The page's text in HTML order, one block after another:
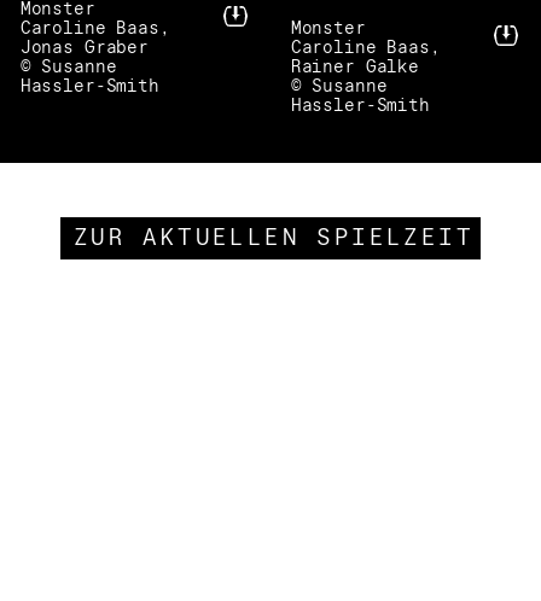
Monster
Caroline Baas,
Jonas Graber
© Susanne
Hassler-Smith
Monster
Caroline Baas,
Rainer Galke
© Susanne
Hassler-Smith
ZUR AKTUELLEN SPIELZEIT